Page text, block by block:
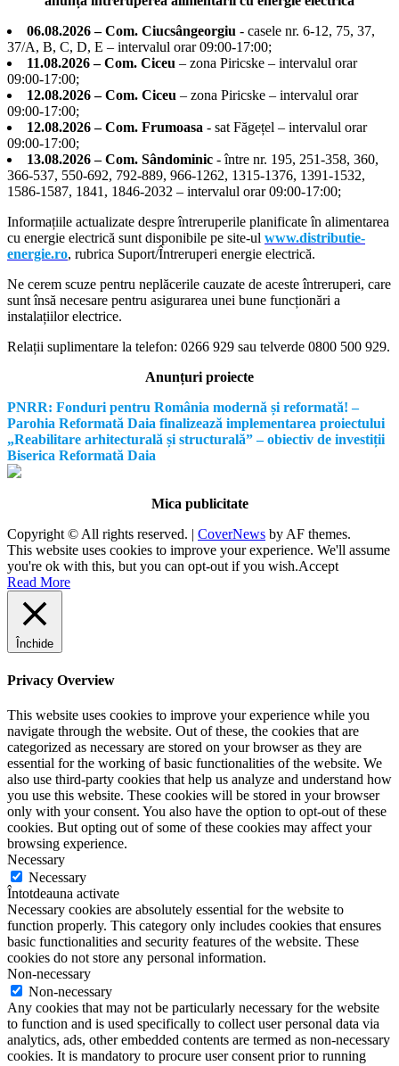
06.08.2026 – Com. Ciucsângeorgiu - casele nr. 6-12, 75, 37,
37/A, B, C, D, E – intervalul orar 09:00-17:00;
11.08.2026 – Com. Ciceu – zona Piricske – intervalul orar
09:00-17:00;
12.08.2026 – Com. Ciceu – zona Piricske – intervalul orar
09:00-17:00;
12.08.2026 – Com. Frumoasa - sat Făgețel – intervalul orar
09:00-17:00;
13.08.2026 – Com. Sândominic - între nr. 195, 251-358, 360,
366-537, 550-692, 792-889, 966-1262, 1315-1376, 1391-1532,
1586-1587, 1841, 1846-2032 – intervalul orar 09:00-17:00;
Informațiile actualizate despre întreruperile planificate în alimentarea
cu energie electrică sunt disponibile pe site-ul www.distributie-
energie.ro, rubrica Suport/Întreruperi energie electrică.
Ne cerem scuze pentru neplăcerile cauzate de aceste întreruperi, care
sunt însă necesare pentru asigurarea unei bune funcționări a
instalațiilor electrice.
Relații suplimentare la telefon: 0266 929 sau telverde 0800 500 929.
Anunțuri proiecte
PNRR: Fonduri pentru România modernă și reformată! –
Parohia Reformată Daia finalizează implementarea proiectului
„Reabilitare arhitecturală și structurală” – obiectiv de investiții
Biserica Reformată Daia
Mica publicitate
Copyright © All rights reserved. | CoverNews by AF themes.
This website uses cookies to improve your experience. We'll assume
you're ok with this, but you can opt-out if you wish.Accept
Read More
Închide
Privacy Overview
This website uses cookies to improve your experience while you
navigate through the website. Out of these, the cookies that are
categorized as necessary are stored on your browser as they are
essential for the working of basic functionalities of the website. We
also use third-party cookies that help us analyze and understand how
you use this website. These cookies will be stored in your browser
only with your consent. You also have the option to opt-out of these
cookies. But opting out of some of these cookies may affect your
browsing experience.
Necessary
Necessary
Întotdeauna activate
Necessary cookies are absolutely essential for the website to
function properly. This category only includes cookies that ensures
basic functionalities and security features of the website. These
cookies do not store any personal information.
Non-necessary
Non-necessary
Any cookies that may not be particularly necessary for the website
to function and is used specifically to collect user personal data via
analytics, ads, other embedded contents are termed as non-necessary
cookies. It is mandatory to procure user consent prior to running